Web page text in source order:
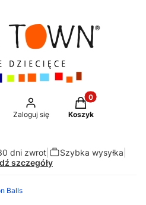
wyszukiwarkę
Zaloguj się
Produkty w
Koszyk
dni zwrot| Szybka wysyłka
szczegóły
Balls